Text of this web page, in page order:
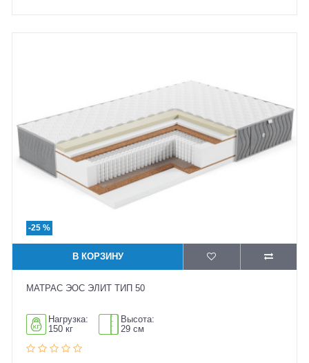
-25 %
В КОРЗИНУ
МАТРАС ЭОС ЭЛИТ ТИП 50
Нагрузка:
150 кг
Высота:
29 см